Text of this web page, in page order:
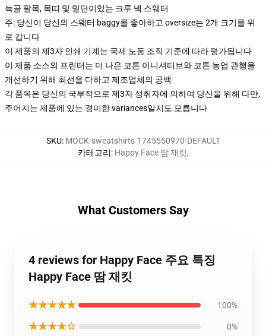
늑골 팔목, 목띠 및 밑단이있는 크루 넥 스웨터
주: 당신이 당신의 스웨터 baggy를 좋아하고 oversize는 2개 크기를 위
로 갑니다
이 제품의 제3자 인쇄 기계는 국제 노동 조직 기준에 따라 평가됩니다
이 제품 소스의 프린터는 더 나은 코튼 이니셔티브와 코튼 농업 관행을
개선하기 위해 최선을 다하고 제조업체의 공백
각 품목은 당신의 국부적으로 제3자 성취자에 의하여 당신을 위해 다만,
주어지는 제품에 있는 경미한 variances일지도 모릅니다
SKU: MOCK-sweatshirts-1745550970-DEFAULT
카테고리: Happy Face 땀 재킷,
What Customers Say
4 reviews for Happy Face 주요 특징
Happy Face 땀 재킷
★★★★★ 100%
★★★★☆ 0%